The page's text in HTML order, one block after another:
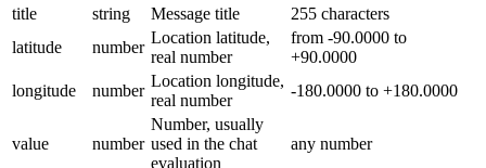
title
string Message title
255 characters
latitude
number
Location latitude,
real number
from -90.0000 to
+90.0000
longitude
number
Location longitude,
real number
-180.0000 to +180.0000
value number
Number, usually
used in the chat
evaluation
any number